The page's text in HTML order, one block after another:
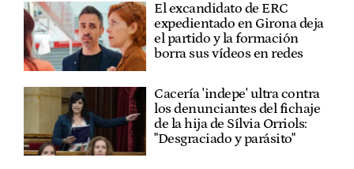
El excandidato de ERC
expedientado en Girona deja
el partido y la formación
borra sus vídeos en redes
Cacería 'indepe' ultra contra
los denunciantes del fichaje
de la hija de Sílvia Orriols:
"Desgraciado y parásito"